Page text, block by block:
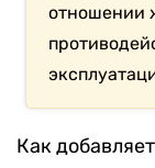
отношении
Как